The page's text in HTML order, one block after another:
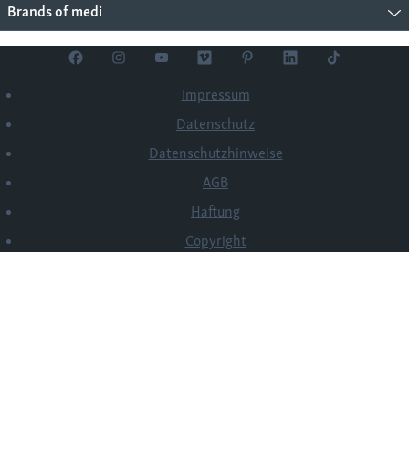
Brands of medi
Impressum
Datenschutz
Datenschutzhinweise
AGB
Haftung
Copyright